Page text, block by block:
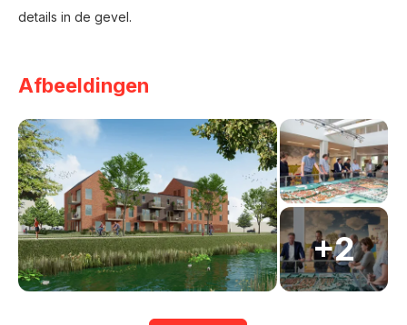
details in de gevel.
Afbeeldingen